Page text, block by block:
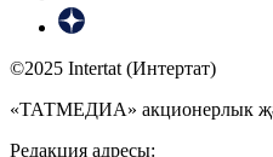
©2025 Intertat (Интертат)
«ТАТМЕДИА» акционерлык
Редакция адресы: